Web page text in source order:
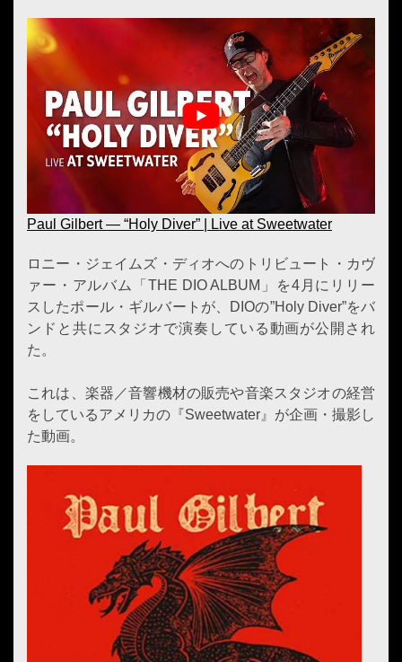
Paul Gilbert — “Holy Diver” | Live at Sweetwater
ロニー・ジェイムズ・ディオへのトリビュート・カヴ
ァー・アルバム「THE DIO ALBUM」を4月にリリー
スしたポール・ギルバートが、DIOの”Holy Diver”をバ
ンドと共にスタジオで演奏している動画が公開され
た。
これは、楽器／音響機材の販売や音楽スタジオの経営
をしているアメリカの『Sweetwater』が企画・撮影し
た動画。